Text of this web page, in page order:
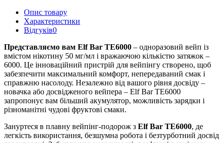
Опис товару
Характеристики
Відгуків0
Представляємо вам Elf Bar TE6000 – одноразовий вейп із
вмістом нікотину 50 мг/мл і вражаючою кількістю затяжок –
6000. Це інноваційний пристрій для вейпінгу створено, щоб
забезпечити максимальний комфорт, непередаваний смак і
справжню насолоду. Незалежно від вашого рівня досвіду –
новачка або досвідженого вейпера – Elf Bar TE6000
запропонує вам більший акумулятор, можливість зарядки і
різноманітні чудові фруктові смаки.
Зануртеся в плавну вейпінг-подорож з Elf Bar TE6000, де
легкість використання, безшумна робота і безтурботний досвід